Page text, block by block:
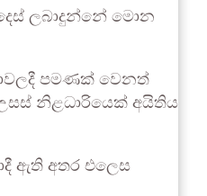
ලබාදුන්නේ මොන
පමණක් වෙනත්
නිළධාරියෙක් අයිතිය
ඇති අතර එලෙස